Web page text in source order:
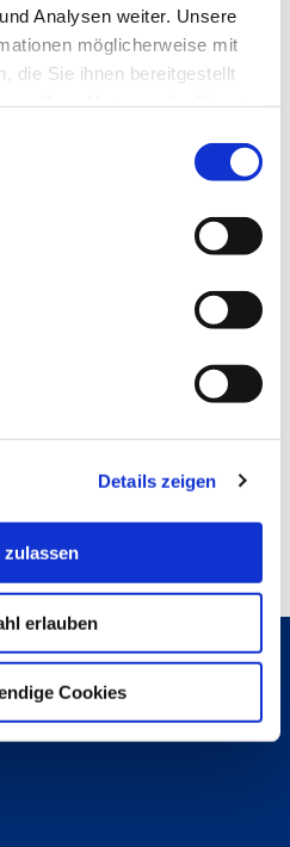
Analysen weiter. Unsere
möglicherweise mit
die Sie ihnen bereitgestellt
Details zeigen
zulassen
erlauben
Cookies
An der Karlstadt 8